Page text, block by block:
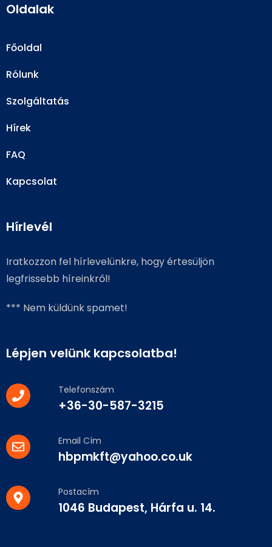
Oldalak
Főoldal
Rólunk
Szolgáltatás
Hírek
FAQ
Kapcsolat
Hírlevél
Iratkozzon fel hírlevelünkre, hogy értesüljön
legfrissebb híreinkről!
*** Nem küldünk spamet!
Lépjen velünk kapcsolatba!
Telefonszám
+36-30-587-3215
Email Cím
hbpmkft@yahoo.co.uk
Postacím
1046 Budapest, Hárfa u. 14.